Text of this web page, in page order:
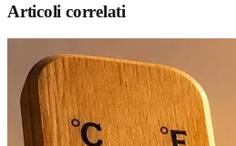
Articoli correlati